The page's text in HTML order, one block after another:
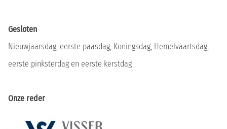
Gesloten
Nieuwjaarsdag, eerste paasdag, Koningsdag, Hemelvaartsdag,
eerste pinksterdag en eerste kerstdag
Onze reder